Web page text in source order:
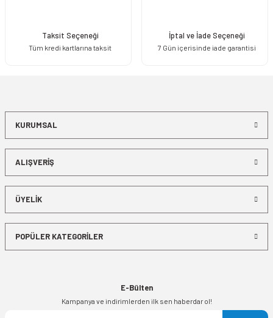
Taksit Seçeneği
Tüm kredi kartlarına taksit
İptal ve İade Seçeneği
7 Gün içerisinde iade garantisi
KURUMSAL
ALIŞVERİŞ
ÜYELİK
POPÜLER KATEGORİLER
E-Bülten
Kampanya ve indirimlerden ilk sen haberdar ol!